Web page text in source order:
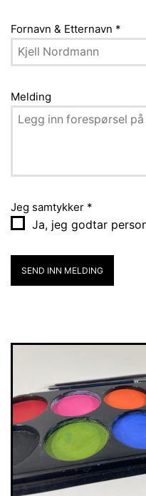
Fornavn & Etternavn *
Melding
Jeg samtykker *
Ja, jeg godtar
SEND INN MELDING